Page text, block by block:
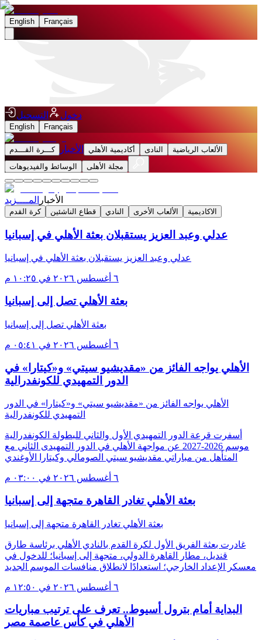
English Français
دخول التسجيل
English Français
كـــرة القـــدم الأخبار أكاديمية الأهلي النادى
الألعاب الرياضية
الوسائط والفيديوهات
مجلة الأهلى
الأخبار المــــزيد
كرة القدم قطاع الناشئين النادي الألعاب الأخرى الاكاديمية
عدلي وعبد العزيز يستقبلان بعثة الأهلي في إسبانيا
عدلي وعبد العزيز يستقبلان بعثة الأهلي في إسبانيا
٦ أغسطس ٢٠٢٦ في ١٠:٢٥ م
بعثة الأهلي تصل إلى إسبانيا
بعثة الأهلي تصل إلى إسبانيا
٦ أغسطس ٢٠٢٦ في ٠٥:٤١ م
الأهلي يواجه الفائز من «مقديشيو سيتي» و«كيتارا» في
الدور التمهيدي للكونفدرالية
الأهلي يواجه الفائز من «مقديشيو سيتي» و«كيتارا» في الدور
التمهيدي للكونفدرالية
أسفرت قرعة الدور التمهيدي الأول والثاني للبطولة الكونفدرالية
موسم 2026-2027 عن مواجهة الأهلي في الدور التمهيدى الثاني مع
المتأهل من مباراتي مقديشيو سيتي الصومالي وكيتارا الأوغندي
٦ أغسطس ٢٠٢٦ في ٠٣:٠٠ م
بعثة الأهلي تغادر القاهرة متجهة إلى إسبانيا
بعثة الأهلي تغادر القاهرة متجهة إلى إسبانيا
غادرت بعثة الفريق الأول لكرة القدم بالنادي الأهلي برئاسة طارق
قنديل، مطار القاهرة الدولي، متجهة إلى إسبانيا؛ للدخول في
معسكر الإعداد الخارجي؛ استعدادًا لانطلاق منافسات الموسم الجديد
٦ أغسطس ٢٠٢٦ في ١٢:٥٠ م
البداية أمام بترول أسيوط.. تعرف على ترتيب مباريات
الأهلي في كأس عاصمة مصر